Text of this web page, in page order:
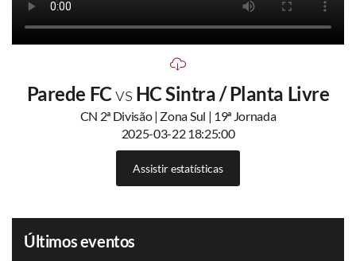
Parede FCvs HC Sintra / Planta Livre
CN 2ª Divisão | Zona Sul | 19ª Jornada
2025-03-22 18:25:00
Assistir estatísticas
Últimos eventos